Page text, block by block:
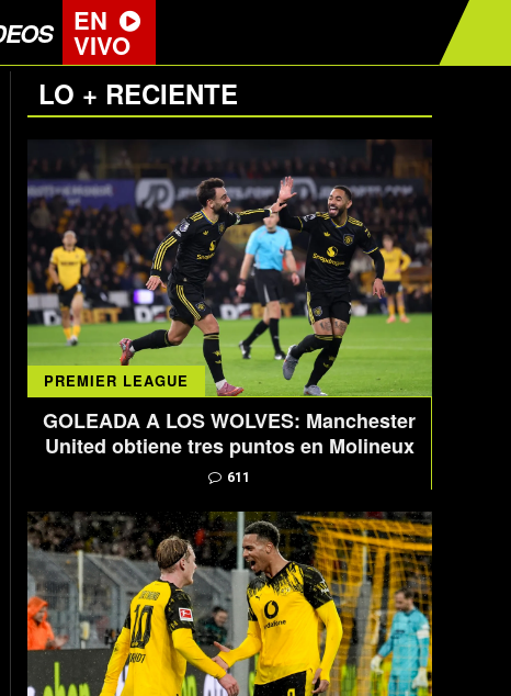
EN
VIVO
LO + RECIENTE
PREMIER LEAGUE
GOLEADA A LOS WOLVES: Manchester
United obtiene tres puntos en Molineux
611